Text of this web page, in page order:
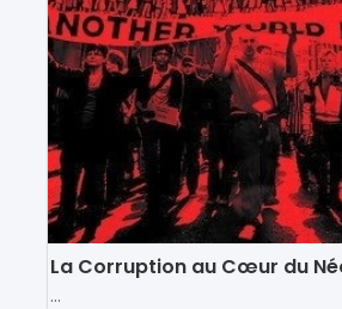
La Corruption au Cœur du
...